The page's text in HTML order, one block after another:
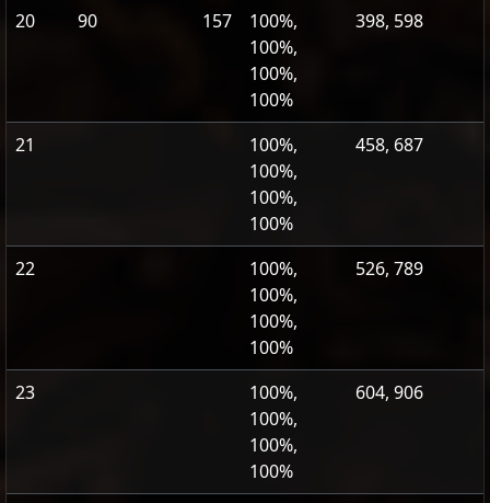
20 90 157
100%,
100%,
100%,
100%
398, 598
21
100%,
100%,
100%,
100%
458, 687
22
100%,
100%,
100%,
100%
526, 789
23
100%,
100%,
100%,
100%
604, 906